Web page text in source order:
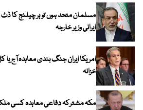
مسلمان متحد ہوں تو ہر چیلنج کا ڈٹ
ایرانی وزیر خارجہ
امریکا ایران جنگ بندی معاہدہ آج یا
خزانہ
مکہ مشترکہ دفاعی معاہدہ کسی